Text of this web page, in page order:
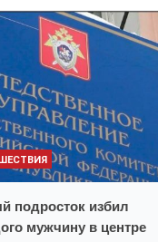
подросток избил
мужчину в центре